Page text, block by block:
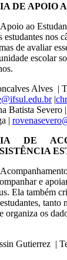
DE APOIO
ao
estudantes nos
de avaliar
escolar
Alves |
|
Batista Severo |
|
DE
e
Ela também
tanto
organiza os
Gutierrez |